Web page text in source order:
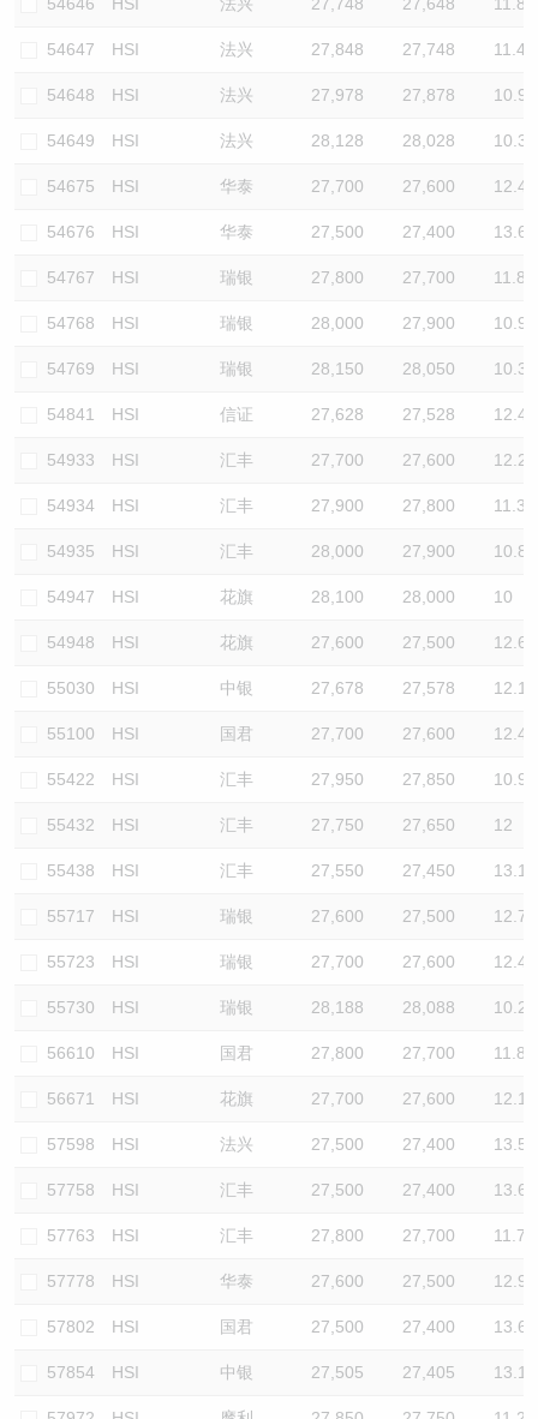
54647 HSI 法兴 27,848 27,748 11.4
54648 HSI 法兴 27,978 27,878 10.9
54649 HSI 法兴 28,128 28,028 10.3
54675 HSI 华泰 27,700 27,600 12.4
54676 HSI 华泰 27,500 27,400 13.6
54767 HSI 瑞银 27,800 27,700 11.8
54768 HSI 瑞银 28,000 27,900 10.9
54769 HSI 瑞银 28,150 28,050 10.3
54841 HSI 信证 27,628 27,528 12.4
54933 HSI 汇丰 27,700 27,600 12.2
54934 HSI 汇丰 27,900 27,800 11.3
54935 HSI 汇丰 28,000 27,900 10.8
54947 HSI 花旗 28,100 28,000 10
54948 HSI 花旗 27,600 27,500 12.6
55030 HSI 中银 27,678 27,578 12.1
55100 HSI 国君 27,700 27,600 12.4
55422 HSI 汇丰 27,950 27,850 10.9
55432 HSI 汇丰 27,750 27,650 12
55438 HSI 汇丰 27,550 27,450 13.1
55717 HSI 瑞银 27,600 27,500 12.7
55723 HSI 瑞银 27,700 27,600 12.4
55730 HSI 瑞银 28,188 28,088 10.2
56610 HSI 国君 27,800 27,700 11.8
56671 HSI 花旗 27,700 27,600 12.1
57598 HSI 法兴 27,500 27,400 13.5
57758 HSI 汇丰 27,500 27,400 13.6
57763 HSI 汇丰 27,800 27,700 11.7
57778 HSI 华泰 27,600 27,500 12.9
57802 HSI 国君 27,500 27,400 13.6
57854 HSI 中银 27,505 27,405 13.1